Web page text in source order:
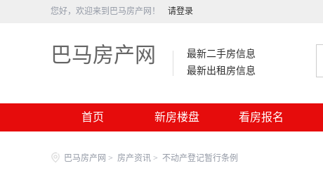
您好，欢迎来到巴马房产网！ 请登录
巴马房产网
最新二手房信息
最新出租房信息
首页 新房楼盘 看房报名
巴马房产网 > 房产资讯 > 不动产登记暂行条例